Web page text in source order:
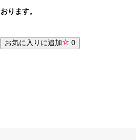
おります。
お気に入りに追加 0